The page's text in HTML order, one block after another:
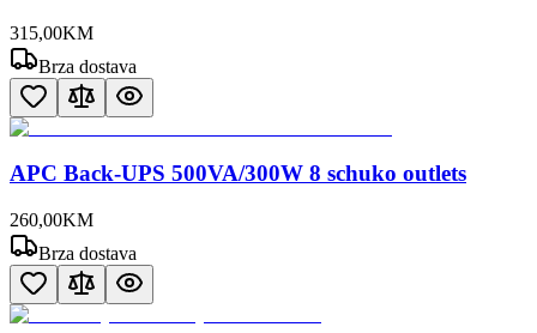
315,00KM
Brza dostava
APC Back-UPS 500VA/300W 8 schuko outlets
260,00KM
Brza dostava